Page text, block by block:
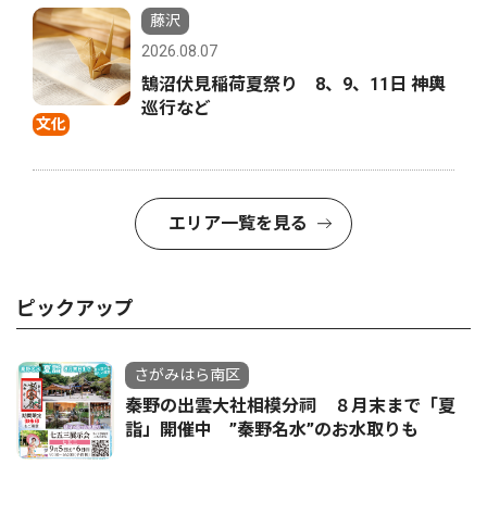
文化
藤沢
2026.08.07
鵠沼伏見稲荷夏祭り 8、9、11日 神輿
巡行など
エリア一覧を見る
ピックアップ
さがみはら南区
秦野の出雲大社相模分祠 ８月末まで「夏
詣」開催中 ”秦野名水”のお水取りも